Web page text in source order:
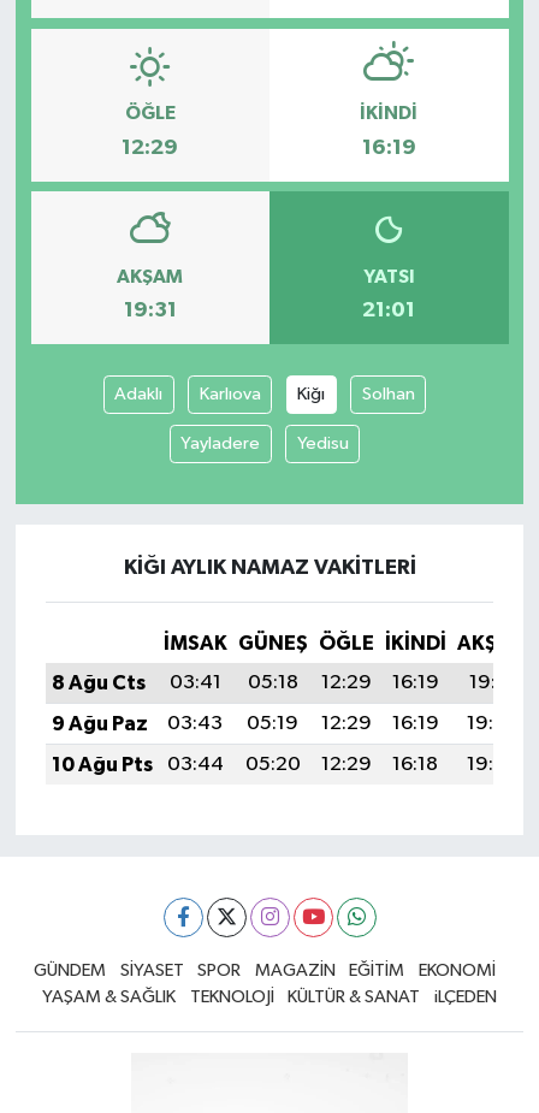
ÖĞLE
12:29
İKINDI
16:19
AKŞAM
19:31
YATSI
21:01
Adaklı Karlıova Kiğı Solhan
Yayladere Yedisu
KIĞI AYLIK NAMAZ VAKITLERI
İMSAK GÜNEŞ ÖĞLE İKINDI
AKŞAM
8 Ağu Cts
03:41 05:18 12:29 16:19
19:31
9 Ağu Paz
03:43 05:19 12:29 16:19
19:30
10 Ağu Pts
03:44 05:20 12:29 16:18 19:29
GÜNDEM SİYASET SPOR MAGAZİN EĞİTİM
EKONOMİ
YAŞAM & SAĞLIK
TEKNOLOJİ KÜLTÜR & SANAT iLÇEDEN